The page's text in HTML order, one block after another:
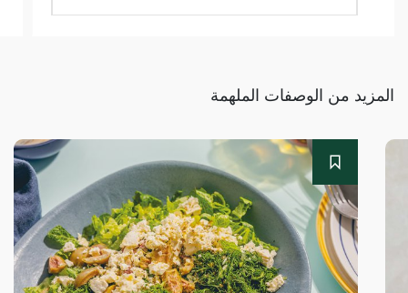
المزيد من الوصفات الملهمة